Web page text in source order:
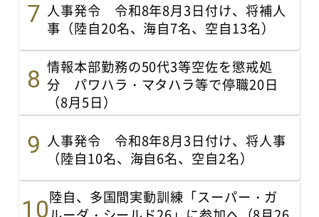
人事発令 令和8年8月3日付け、将補人
事（陸自20名、海自7名、空自13名）
情報本部勤務の50代3等空佐を懲戒処
分 パワハラ・マタハラ等で停職20日
（8月5日）
人事発令 令和8年8月3日付け、将人事
（陸自10名、海自6名、空自2名）
陸自、多国間実動訓練「スーパー・ガ